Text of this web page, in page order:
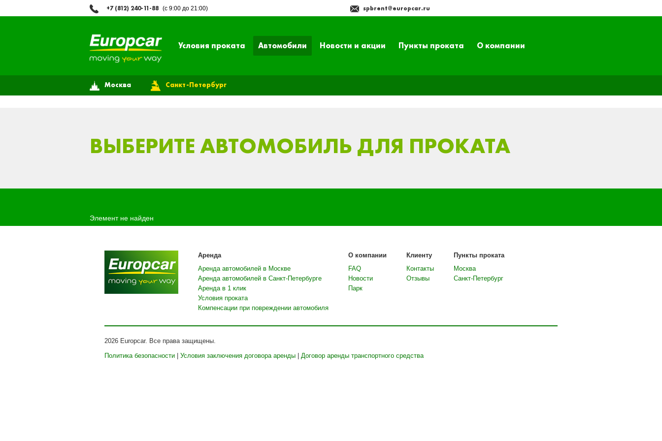
+7 (812) 240-11-88 (с 9:00 до 21:00) spbrent@europcar.ru
Условия проката Автомобили Новости и акции Пункты проката О компании
Москва Санкт-Петербург
ВЫБЕРИТЕ АВТОМОБИЛЬ ДЛЯ ПРОКАТА
Элемент не найден
Аренда
Аренда автомобилей в Москве
Аренда автомобилей в Санкт-Петербурге
Аренда в 1 клик
Условия проката
Компенсации при повреждении автомобиля
О компании
FAQ
Новости
Парк
Клиенту
Контакты
Отзывы
Пункты проката
Москва
Санкт-Петербург
2026 Europcar. Все права защищены.
Политика безопасности
Условия заключения договора аренды Договор аренды транспортного средства